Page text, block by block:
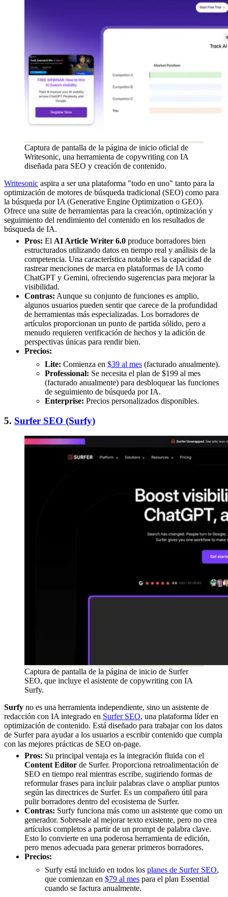
Captura de pantalla de la página de inicio oficial de
Writesonic, una herramienta de copywriting con IA
diseñada para SEO y creación de contenido.
Writesonic aspira a ser una plataforma "todo en uno" tanto para la
optimización de motores de búsqueda tradicional (SEO) como para
la búsqueda por IA (Generative Engine Optimization o GEO).
Ofrece una suite de herramientas para la creación, optimización y
seguimiento del rendimiento del contenido en los resultados de
búsqueda de IA.
Pros: El AI Article Writer 6.0 produce borradores bien
estructurados utilizando datos en tiempo real y análisis de la
competencia. Una característica notable es la capacidad de
rastrear menciones de marca en plataformas de IA como
ChatGPT y Gemini, ofreciendo sugerencias para mejorar la
visibilidad.
Contras: Aunque su conjunto de funciones es amplio,
algunos usuarios pueden sentir que carece de la profundidad
de herramientas más especializadas. Los borradores de
artículos proporcionan un punto de partida sólido, pero a
menudo requieren verificación de hechos y la adición de
perspectivas únicas para rendir bien.
Precios:
Lite: Comienza en $39 al mes (facturado anualmente).
Professional: Se necesita el plan de $199 al mes
(facturado anualmente) para desbloquear las funciones
de seguimiento de búsqueda por IA.
Enterprise: Precios personalizados disponibles.
5. Surfer SEO (Surfy)
Captura de pantalla de la página de inicio de Surfer
SEO, que incluye el asistente de copywriting con IA
Surfy.
Surfy no es una herramienta independiente, sino un asistente de
redacción con IA integrado en Surfer SEO, una plataforma líder en
optimización de contenido. Está diseñado para trabajar con los datos
de Surfer para ayudar a los usuarios a escribir contenido que cumpla
con las mejores prácticas de SEO on-page.
Pros: Su principal ventaja es la integración fluida con el
Content Editor de Surfer. Proporciona retroalimentación de
SEO en tiempo real mientras escribe, sugiriendo formas de
reformular frases para incluir palabras clave o ampliar puntos
según las directrices de Surfer. Es un compañero útil para
pulir borradores dentro del ecosistema de Surfer.
Contras: Surfy funciona más como un asistente que como un
generador. Sobresale al mejorar texto existente, pero no crea
artículos completos a partir de un prompt de palabra clave.
Esto lo convierte en una poderosa herramienta de edición,
pero menos adecuada para generar primeros borradores.
Precios:
Surfy está incluido en todos los planes de Surfer SEO,
que comienzan en $79 al mes para el plan Essential
cuando se factura anualmente.